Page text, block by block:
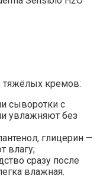
тяжёлых кремов:
сыворотки с
увлажняют без
глицерин —
влагу;
сразу после
влажная.